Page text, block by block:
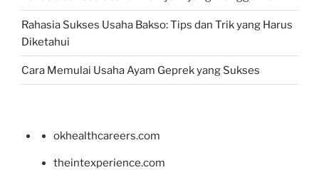
Rahasia Sukses Usaha Bakso: Tips dan Trik yang Harus
Diketahui
Cara Memulai Usaha Ayam Geprek yang Sukses
okhealthcareers.com
theintexperience.com